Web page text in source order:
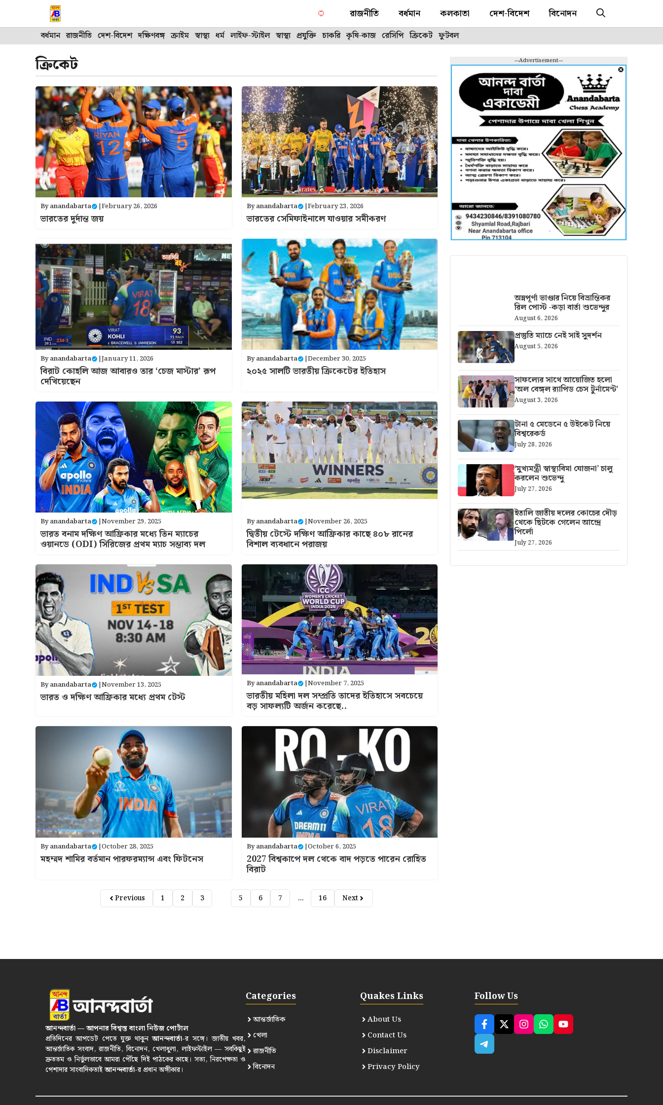
রাজনীতি বর্ধমান কলকাতা দেশ-বিদেশ বিনোদন
বর্ধমান রাজনীতি দেশ-বিদেশ দক্ষিণবঙ্গ ক্রাইম স্বাস্থ্য ধর্ম লাইফ-স্টাইল স্বাস্থ্য প্রযুক্তি চাকরি কৃষি-কাজ রেসিপি ক্রিকেট ফুটবল
ক্রিকেট
Byanandabarta |February 26, 2026
ভারতের দুর্দান্ত জয়
Byanandabarta |February 23, 2026
ভারতের সেমিফাইনালে যাওয়ার সমীকরণ
Byanandabarta |January 11, 2026
বিরাট কোহলি আজ আবারও তার ‘চেজ মাস্টার’ রূপ
দেখিয়েছেন
Byanandabarta |December 30, 2025
২০২৫ সালটি ভারতীয় ক্রিকেটের ইতিহাস
Byanandabarta |November 29, 2025
ভারত বনাম দক্ষিণ আফ্রিকার মধ্যে তিন ম্যাচের
ওয়ানডে (ODI) সিরিজের প্রথম ম্যাচ সম্ভাব্য দল
Byanandabarta |November 26, 2025
দ্বিতীয় টেস্টে দক্ষিণ আফ্রিকার কাছে ৪০৮ রানের
বিশাল ব্যবধানে পরাজয়
Byanandabarta |November 13, 2025
ভারত ও দক্ষিণ আফ্রিকার মধ্যে প্রথম টেস্ট
Byanandabarta |November 7, 2025
ভারতীয় মহিলা দল সম্প্রতি তাদের ইতিহাসে সবচেয়ে
বড় সাফল্যটি অর্জন করেছে..
Byanandabarta |October 28, 2025
মহম্মদ শামির বর্তমান পারফরম্যান্স এবং ফিটনেস
Byanandabarta |October 6, 2025
2027 বিশ্বকাপে দল থেকে বাদ পড়তে পারেন রোহিত
বিরাট
Previous 1 2 3 5 6 7 … 16 Next
---Advertisement---
অন্নপূর্ণা ভাণ্ডার নিয়ে বিভ্রান্তিকর
রিল পোস্ট -কড়া বার্তা শুভেন্দুর
August 6, 2026
প্রস্তুতি ম্যাচে নেই সাই সুদর্শন
August 5, 2026
সাফল্যের সাথে আয়োজিত হলো
‘অল বেঙ্গল র‍্যাপিড চেস টুর্নামেন্ট’
August 3, 2026
টানা ৫ মেডেনে ৫ উইকেট নিয়ে
বিশ্বরেকর্ড
July 28, 2026
‘মুখ্যমন্ত্রী স্বাস্থ্যবিমা যোজনা’ চালু
করলেন শুভেন্দু
July 27, 2026
ইতালি জাতীয় দলের কোচের দৌড়
থেকে ছিটকে গেলেন আন্দ্রে
পির্লো
July 27, 2026
আনন্দবার্তা — আপনার বিশ্বস্ত বাংলা নিউজ পোর্টাল
প্রতিদিনের আপডেট পেতে যুক্ত থাকুনআনন্দবার্তা-র সঙ্গে। জাতীয় খবর,
আন্তর্জাতিক সংবাদ, রাজনীতি, বিনোদন, খেলাধুলা, লাইফস্টাইল — সবকিছুই
দ্রুততম ও নির্ভুলভাবে আমরা পৌঁছে দিই পাঠকের কাছে। সত্য, নিরপেক্ষতা ও
পেশাদার সাংবাদিকতাইআনন্দবার্তা-র প্রধান অঙ্গীকার।
Categories
আন্তর্জাতিক
খেলা
রাজনীতি
বিনোদন
Quakes Links
About Us
Contact Us
Disclaimer
Privacy Policy
Follow Us